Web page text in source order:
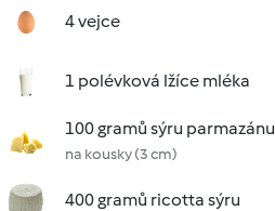
4 vejce
1 polévková lžíce mléka
100 gramů sýru parmazánu
na kousky (3 cm)
400 gramů ricotta sýru